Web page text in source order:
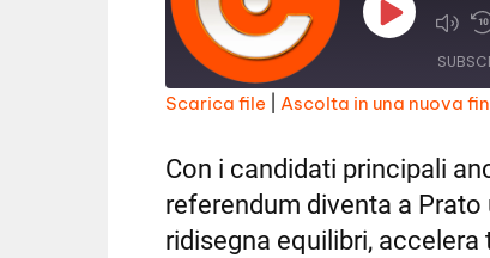
Play
Episode
RSS FEED
LINK
EMBED
Scarica file Ascolta in una nuova
Con i candidati principali
referendum diventa a
ridisegna equilibri,